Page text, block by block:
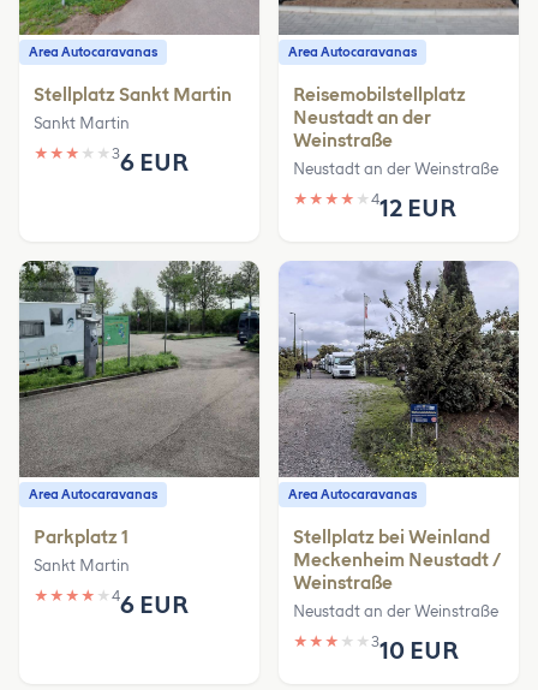
Area Autocaravanas
Stellplatz Sankt Martin
Sankt Martin
★ ★ ★ ★ ★ 36 EUR
Area Autocaravanas
Reisemobilstellplatz
Neustadt an der
Weinstraße
Neustadt an der Weinstraße
★ ★ ★ ★ ★ 412 EUR
Area Autocaravanas
Parkplatz 1
Sankt Martin
★ ★ ★ ★ ★ 46 EUR
Area Autocaravanas
Stellplatz bei Weinland
Meckenheim Neustadt /
Weinstraße
Neustadt an der Weinstraße
★ ★ ★ ★ ★ 310 EUR